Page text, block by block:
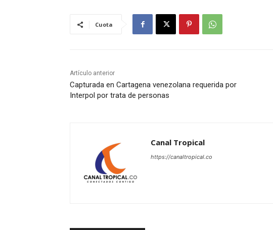
Cuota
Artículo anterior
Capturada en Cartagena venezolana requerida por
Interpol por trata de personas
Canal Tropical
https://canaltropical.co